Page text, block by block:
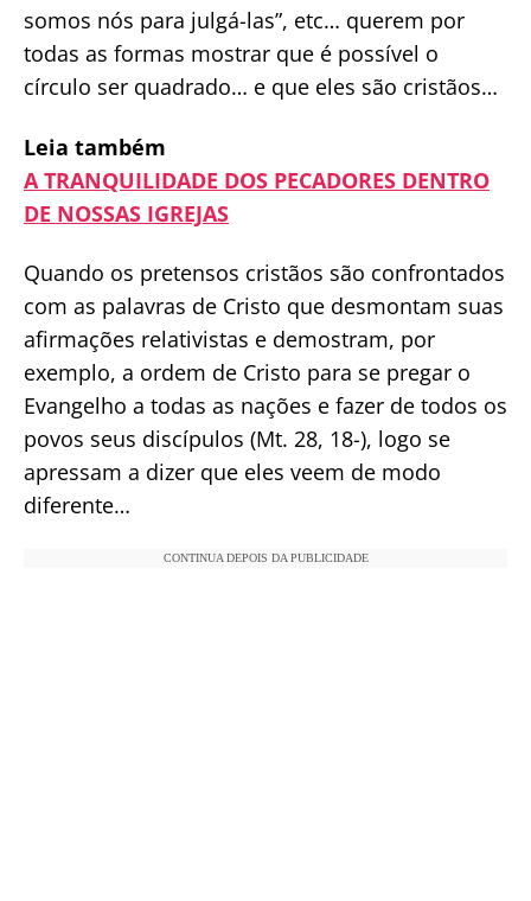
somos nós para julgá-las”, etc… querem por
todas as formas mostrar que é possível o
círculo ser quadrado… e que eles são cristãos…
Leia também
A TRANQUILIDADE DOS PECADORES DENTRO
DE NOSSAS IGREJAS
Quando os pretensos cristãos são confrontados
com as palavras de Cristo que desmontam suas
afirmações relativistas e demostram, por
exemplo, a ordem de Cristo para se pregar o
Evangelho a todas as nações e fazer de todos os
povos seus discípulos (Mt. 28, 18-), logo se
apressam a dizer que eles veem de modo
diferente…
CONTINUA DEPOIS DA PUBLICIDADE